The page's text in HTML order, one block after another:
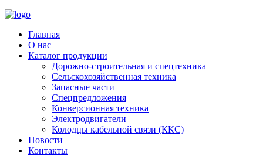
Главная
О нас
Каталог продукции
Дорожно-строительная и спецтехника
Сельскохозяйственная техника
Запасные части
Спецпредложения
Конверсионная техника
Электродвигатели
Колодцы кабельной связи (ККС)
Новости
Контакты